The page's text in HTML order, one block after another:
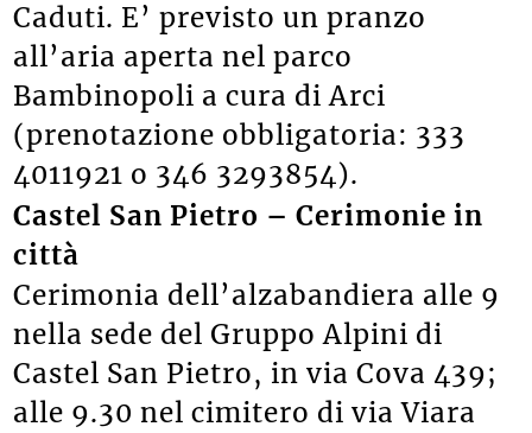
Caduti. E’ previsto un pranzo
all’aria aperta nel parco
Bambinopoli a cura di Arci
(prenotazione obbligatoria: 333
4011921 o 346 3293854).
Castel San Pietro – Cerimonie in
città
Cerimonia dell’alzabandiera alle 9
nella sede del Gruppo Alpini di
Castel San Pietro, in via Cova 439;
alle 9.30 nel cimitero di via Viara